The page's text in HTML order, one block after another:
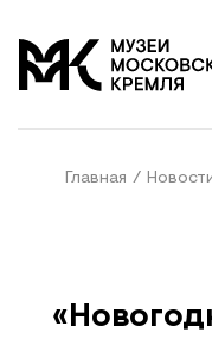
На главную
Главная /